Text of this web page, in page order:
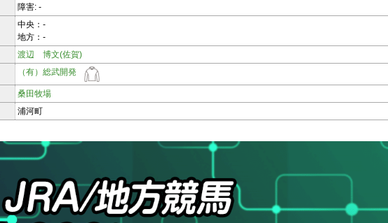
障害: -
中央：-
地方：-
渡辺 博文(佐賀)
（有）総武開発
桑田牧場
浦河町